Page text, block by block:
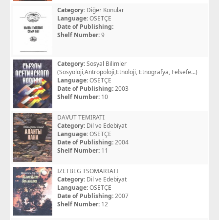
Category: Diğer Konular
Language:OSETÇE
Date of Publishing:
Shelf Number:9
Category:Sosyal Bilimler
(Sosyoloji,Antropoloji,Etnoloji, Etnografya, Felsefe...)
Language:OSETÇE
Date of Publishing:2003
Shelf Number: 10
DAVUT TEMIRATI
Category: Dil ve Edebiyat
Language:OSETÇE
Date of Publishing:2004
Shelf Number: 11
İZETBEG TSOMARTATI
Category: Dil ve Edebiyat
Language:OSETÇE
Date of Publishing:2007
Shelf Number: 12